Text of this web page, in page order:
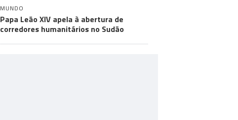
MUNDO
Papa Leão XIV apela à abertura de
corredores humanitários no Sudão